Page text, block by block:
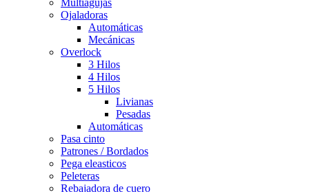
Multiagujas
Ojaladoras
Automáticas
Mecánicas
Overlock
3 Hilos
4 Hilos
5 Hilos
Livianas
Pesadas
Automáticas
Pasa cinto
Patrones / Bordados
Pega eleasticos
Peleteras
Rebajadora de cuero